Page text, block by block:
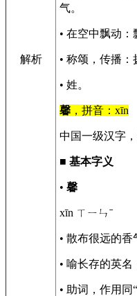
解析
气。
• 在空中飘动：
• 称颂，传播：
• 姓。
馨 ，拼音：xīn
中国一级汉字，
■ 基本字义
• 馨
xīn ㄒㄧㄣˉ
• 散布很远的香
• 喻长存的英名
• 助词，作用